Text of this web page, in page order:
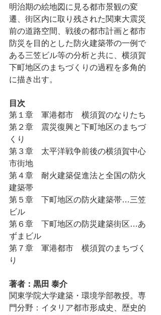
明治期の絵地図に見る都市景観の変
遷、街区内に取り残された関東大震災
前の道路空間、戦後の都市計画と都市
防災を目的とした防火建築帯の一例で
ある三笠ビル等の分析と共に、横須賀
下町地区のまちづくりの過程を多角的
に描き出す。
目次
第１章　軍港都市　横須賀のなりたち
第２章　震災復興と下町地区のまちづ
くり
第３章　太平洋戦争前後の横須賀中心
市街地
第４章　耐火建築促進法と全国の防火
建築帯
第５章　下町地区の防火建築帯…三笠
ビル
第６章　下町地区の防災建築街区…あ
ずまビル
第７章　軍港都市　横須賀のまちづく
り
著者：黒田 泰介
関東学院大学建築・環境学部教授。専
門分野：イタリア都市形成史、歴史的